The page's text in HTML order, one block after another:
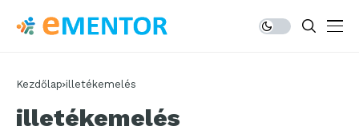
Kezdőlap illetékemelés
illetékemelés